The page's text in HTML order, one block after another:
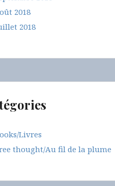
2018
2018
Livres
thought/Au fil de la plume